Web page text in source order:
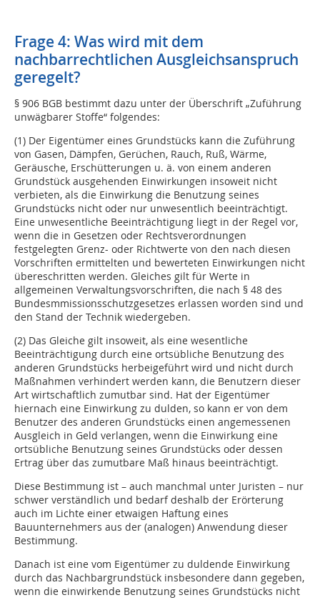
Frage 4: Was wird mit dem
nachbarrechtlichen Ausgleichsanspruch
geregelt?
§ 906 BGB bestimmt dazu unter der Überschrift „Zuführung
unwägbarer Stoffe“ folgendes:
(1) Der Eigentümer eines Grundstücks kann die Zuführung
von Gasen, Dämpfen, Gerüchen, Rauch, Ruß, Wärme,
Geräusche, Erschütterungen u. ä. von einem anderen
Grundstück ausgehenden Einwirkungen insoweit nicht
verbieten, als die Einwirkung die Benutzung seines
Grundstücks nicht oder nur unwesentlich beeinträchtigt.
Eine unwesentliche Beeinträchtigung liegt in der Regel vor,
wenn die in Gesetzen oder Rechtsverordnungen
festgelegten Grenz- oder Richtwerte von den nach diesen
Vorschriften ermittelten und bewerteten Einwirkungen nicht
übereschritten werden. Gleiches gilt für Werte in
allgemeinen Verwaltungsvorschriften, die nach § 48 des
Bundesmmissionsschutzgesetzes erlassen worden sind und
den Stand der Technik wiedergeben.
(2) Das Gleiche gilt insoweit, als eine wesentliche
Beeinträchtigung durch eine ortsübliche Benutzung des
anderen Grundstücks herbeigeführt wird und nicht durch
Maßnahmen verhindert werden kann, die Benutzern dieser
Art wirtschaftlich zumutbar sind. Hat der Eigentümer
hiernach eine Einwirkung zu dulden, so kann er von dem
Benutzer des anderen Grundstücks einen angemessenen
Ausgleich in Geld verlangen, wenn die Einwirkung eine
ortsübliche Benutzung seines Grundstücks oder dessen
Ertrag über das zumutbare Maß hinaus beeinträchtigt.
Diese Bestimmung ist – auch manchmal unter Juristen – nur
schwer verständlich und bedarf deshalb der Erörterung
auch im Lichte einer etwaigen Haftung eines
Bauunternehmers aus der (analogen) Anwendung dieser
Bestimmung.
Danach ist eine vom Eigentümer zu duldende Einwirkung
durch das Nachbargrundstück insbesondere dann gegeben,
wenn die einwirkende Benutzung seines Grundstücks nicht